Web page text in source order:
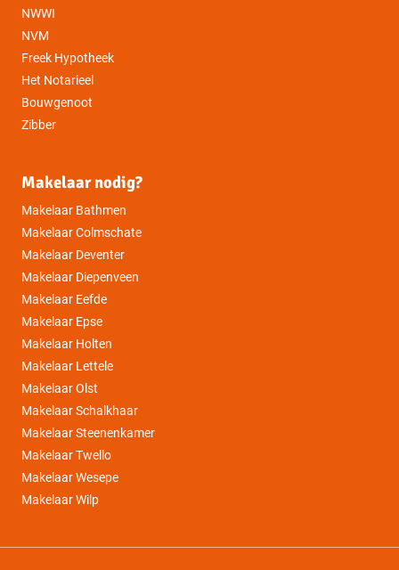
NWWI
NVM
Freek Hypotheek
Het Notarieel
Bouwgenoot
Zibber
Makelaar nodig?
Makelaar Bathmen
Makelaar Colmschate
Makelaar Deventer
Makelaar Diepenveen
Makelaar Eefde
Makelaar Epse
Makelaar Holten
Makelaar Lettele
Makelaar Olst
Makelaar Schalkhaar
Makelaar Steenenkamer
Makelaar Twello
Makelaar Wesepe
Makelaar Wilp